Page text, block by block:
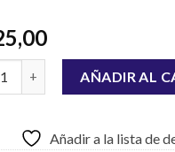
SIERRA CADENA PARA
AÑADIR AL
Añadir a la lista de